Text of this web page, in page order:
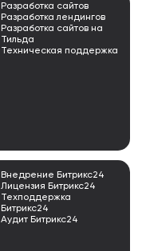
Разработка сайтов
Разработка лендингов
Разработка сайтов на
Тильда
Техническая поддержка
Внедрение Битрикс24
Лицензия Битрикс24
Техподдержка
Битрикс24
Аудит Битрикс24